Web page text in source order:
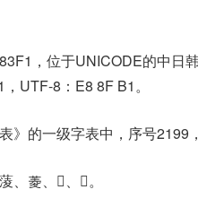
，位于UNICODE的中日
UTF-8：E8 8F B1。
》的一级字表中，序号2199
菱、𧁽、𧅊。